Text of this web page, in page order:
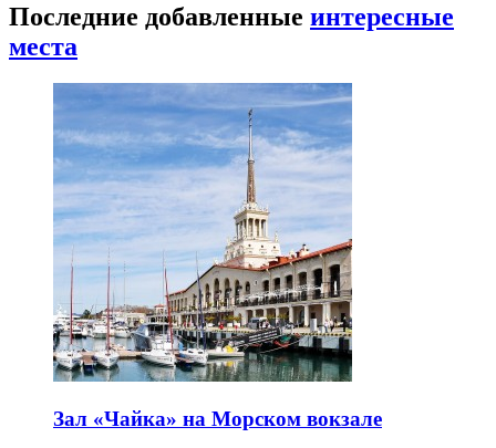
Последние добавленные интересные
места
Зал «Чайка» на Морском вокзале